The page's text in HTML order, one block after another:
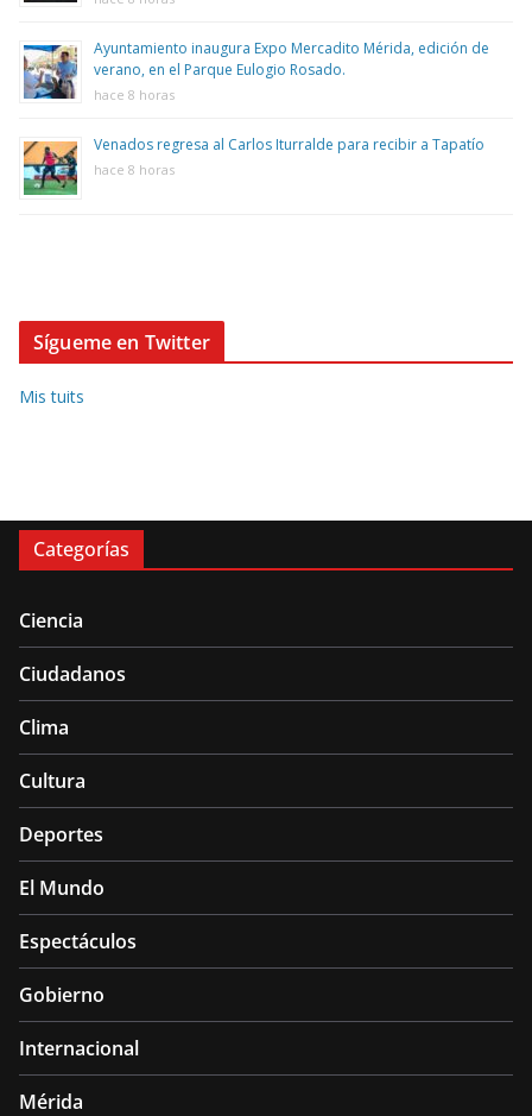
Ayuntamiento inaugura Expo Mercadito Mérida, edición de
verano, en el Parque Eulogio Rosado.
hace 8 horas
Venados regresa al Carlos Iturralde para recibir a Tapatío
hace 8 horas
Sígueme en Twitter
Mis tuits
Categorías
Ciencia
Ciudadanos
Clima
Cultura
Deportes
El Mundo
Espectáculos
Gobierno
Internacional
Mérida